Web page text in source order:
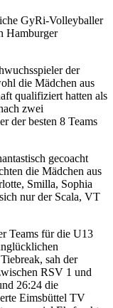
GyRi-Volleyballer
Hamburger
der
die Mädchen aus
qualifiziert hatten als
zwei
der besten 8 Teams
gecoacht
die Mädchen aus
Smilla, Sophia
nur der Scala, VT
Teams für die U13
sah der
RSV 1 und
26:24 die
Eimsbüttel TV